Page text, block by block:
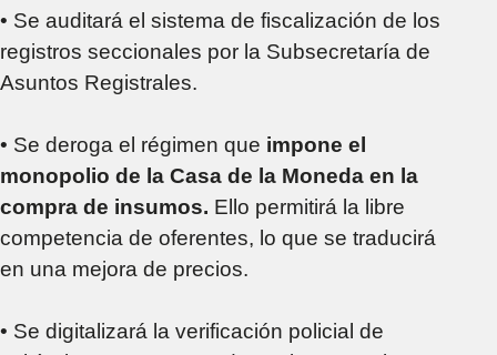
• Se auditará el sistema de fiscalización de los
registros seccionales por la Subsecretaría de
Asuntos Registrales.
• Se deroga el régimen que impone el
monopolio de la Casa de la Moneda en la
compra de insumos. Ello permitirá la libre
competencia de oferentes, lo que se traducirá
en una mejora de precios.
• Se digitalizará la verificación policial de